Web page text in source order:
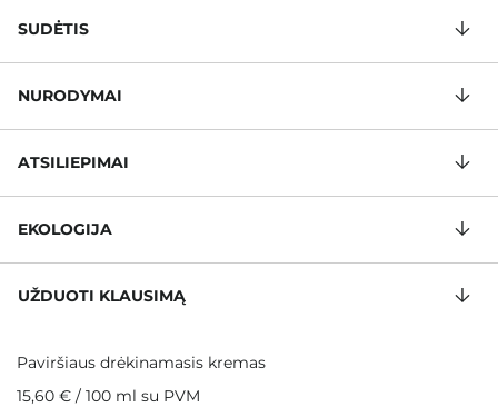
SUDĖTIS
NURODYMAI
ATSILIEPIMAI
EKOLOGIJA
UŽDUOTI KLAUSIMĄ
Paviršiaus drėkinamasis kremas
15,60 € / 100 ml su PVM